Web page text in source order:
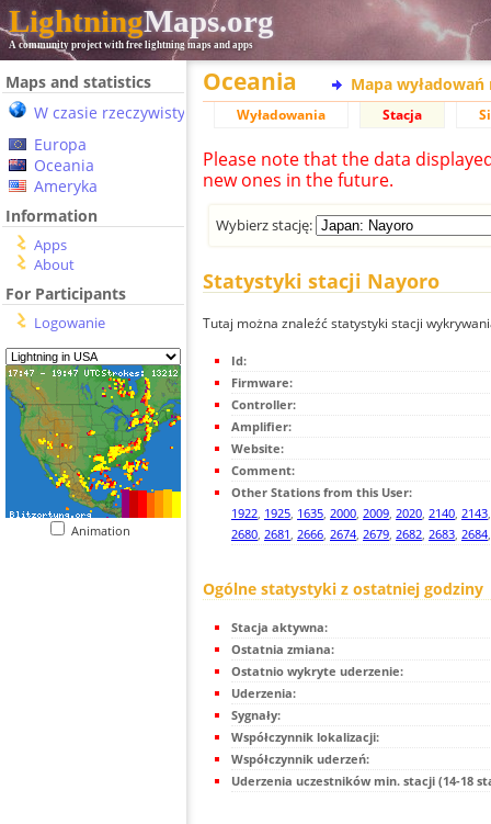
LightningMaps.org
A community project with free lightning maps and apps
Maps and statistics
W czasie rzeczywistym
Europa
Oceania
Ameryka
Information
Apps
About
For Participants
Logowanie
Animation
Oceania Mapa wyładowań
Wyładowania Stacja
Please note that the data
new ones in the future.
Wybierz stację:
Statystyki stacji Nayoro
Tutaj można znaleźć statystyki stacji
Id:
Firmware:
Controller:
Amplifier:
Website:
Comment:
Other Stations from this User:
1922, 1925, 1635, 2000, 2009, 2020, 2140, 2143
2680, 2681, 2666, 2674, 2679, 2682, 2683, 2684
Ogólne statystyki z ostatniej godziny
Stacja aktywna:
Ostatnia zmiana:
Ostatnio wykryte uderzenie:
Uderzenia:
Sygnały:
Współczynnik lokalizacji:
Współczynnik uderzeń:
Uderzenia uczestników min. stacji (14-18